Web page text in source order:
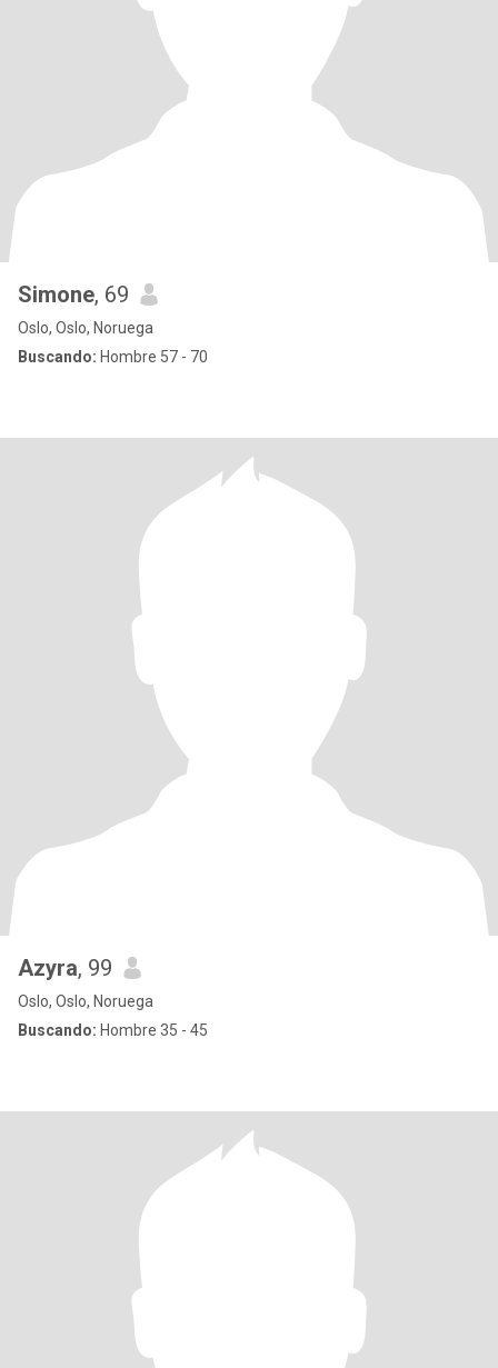
Simone, 69
Oslo, Oslo, Noruega
Buscando: Hombre 57 - 70
Azyra, 99
Oslo, Oslo, Noruega
Buscando: Hombre 35 - 45